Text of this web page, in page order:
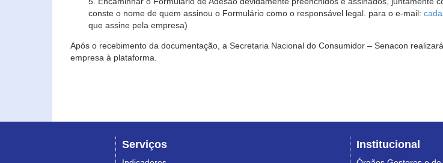
conste o nome de quem assinou o Formulário como o responsável legal. para o e-mail:
que assine pela empresa)
Após o recebimento da documentação, a Secretaria Nacional do Consumidor – Senacon
empresa à plataforma.
Serviços Institucional